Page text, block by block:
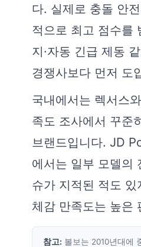
다. 실제로 충돌 안
적으로 최고 점수를
지·자동 긴급 제동
경쟁사보다 먼저 도
국내에서는 렉서스
족도 조사에서 꾸준
브랜드입니다. JD
에서는 일부 모델의
슈가 지적된 적도
체감 만족도는 높은
참고: 볼보는 2010년대에